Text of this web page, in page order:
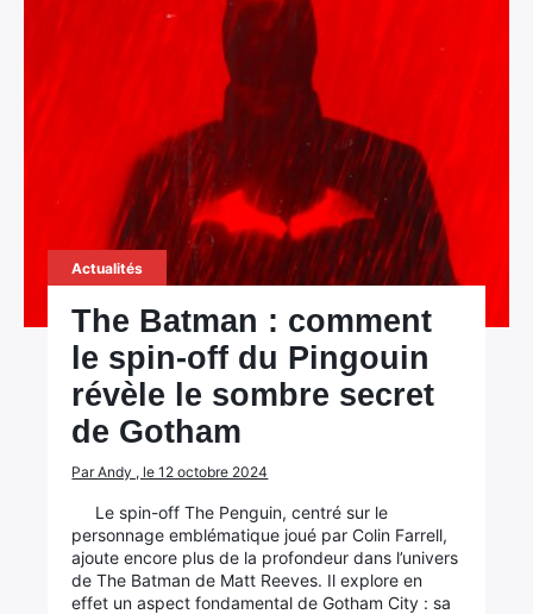
Actualités
The Batman : comment
le spin-off du Pingouin
révèle le sombre secret
de Gotham
Par Andy , le 12 octobre 2024
Le spin-off The Penguin, centré sur le
personnage emblématique joué par Colin Farrell,
ajoute encore plus de la profondeur dans l’univers
de The Batman de Matt Reeves. Il explore en
effet un aspect fondamental de Gotham City : sa